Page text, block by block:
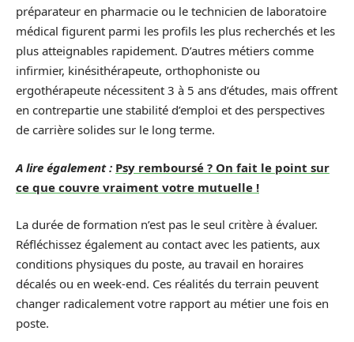
préparateur en pharmacie ou le technicien de laboratoire
médical figurent parmi les profils les plus recherchés et les
plus atteignables rapidement. D’autres métiers comme
infirmier, kinésithérapeute, orthophoniste ou
ergothérapeute nécessitent 3 à 5 ans d’études, mais offrent
en contrepartie une stabilité d’emploi et des perspectives
de carrière solides sur le long terme.
A lire également : Psy remboursé ? On fait le point sur
ce que couvre vraiment votre mutuelle !
La durée de formation n’est pas le seul critère à évaluer.
Réfléchissez également au contact avec les patients, aux
conditions physiques du poste, au travail en horaires
décalés ou en week-end. Ces réalités du terrain peuvent
changer radicalement votre rapport au métier une fois en
poste.